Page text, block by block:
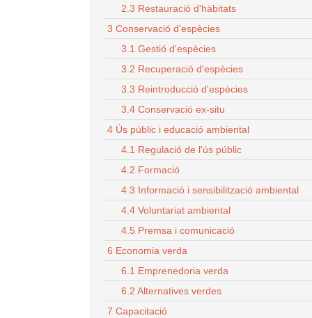
2.3 Restauració d'hàbitats
3 Conservació d'espècies
3.1 Gestió d'espècies
3.2 Recuperació d'espècies
3.3 Reintroducció d'espècies
3.4 Conservació ex-situ
4 Ús públic i educació ambiental
4.1 Regulació de l'ús públic
4.2 Formació
4.3 Informació i sensibilització ambiental
4.4 Voluntariat ambiental
4.5 Premsa i comunicació
6 Economia verda
6.1 Emprenedoria verda
6.2 Alternatives verdes
7 Capacitació